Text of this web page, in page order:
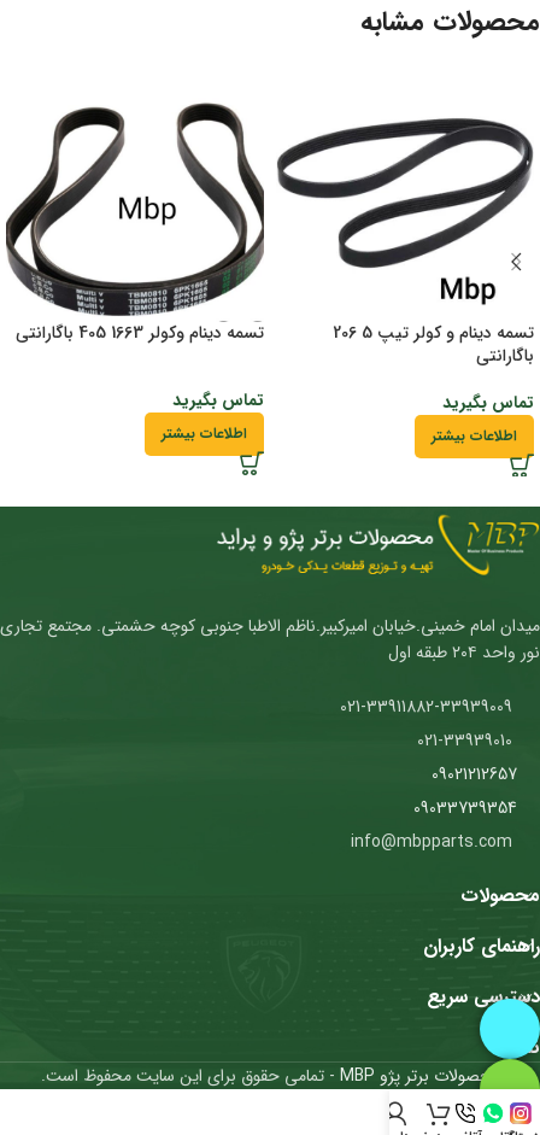
محصولات مشابه
تسمه دینام و کولر تیپ 5 206
باگارانتی
تماس بگیرید
اطلاعات بیشتر
تسمه دینام وکولر 1663 405 باگارانتی
تماس بگیرید
اطلاعات بیشتر
میدان امام خمینی.خیابان امیرکبیر.ناظم الاطبا جنوبی کوچه حشمتی. مجتمع تجاری
نور واحد ۲۰۴ طبقه اول
09021212657
09033739354
محصولات
راهنمای کاربران
دسترسی سریع
نمادها
محصولات برتر پژو MBP - تمامی حقوق برای این سایت محفوظ است.